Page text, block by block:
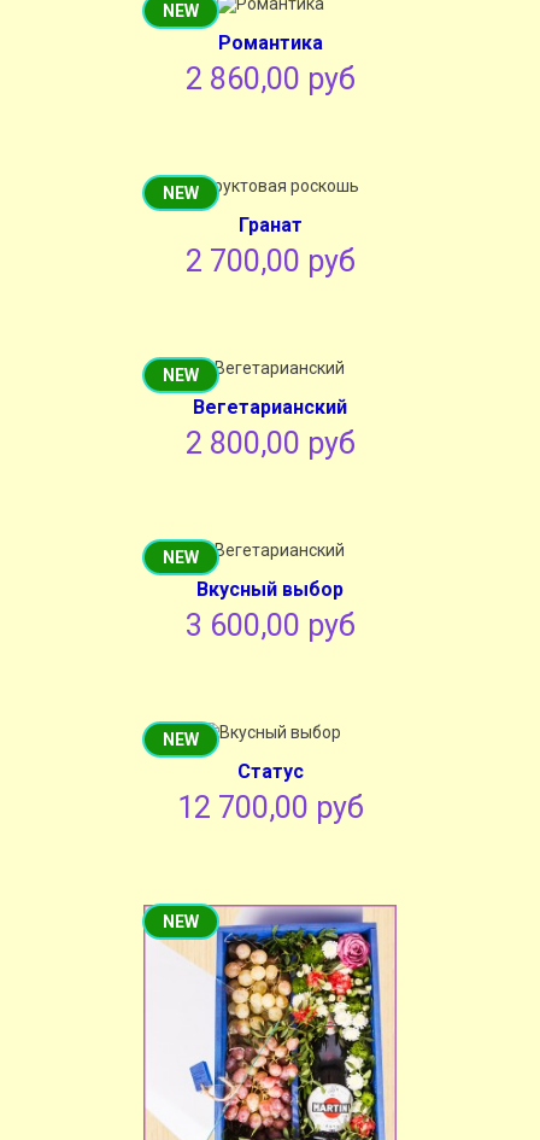
NEW
Романтика
2 860,00 руб
NEW
Гранат
2 700,00 руб
NEW
Вегетарианский
2 800,00 руб
NEW
Вкусный выбор
3 600,00 руб
NEW
Cтатус
12 700,00 руб
NEW